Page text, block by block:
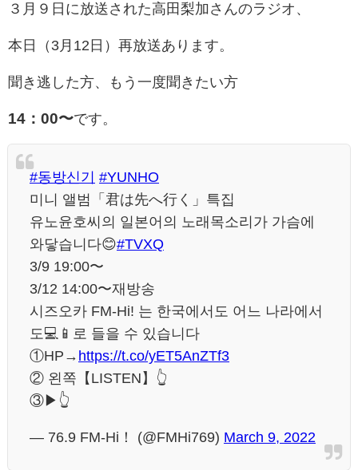
３月９日に放送された高田梨加さんのラジオ、
本日（3月12日）再放送あります。
聞き逃した方、もう一度聞きたい方
14：00〜です。
#동방신기
#YUNHO
미니 앨범「君は先へ行く」특집
유노윤호씨의 일본어의 노래목소리가 가슴에
와닿습니다😊#TVXQ
3/9 19:00〜
3/12 14:00〜재방송
시즈오카 FM-Hi! 는 한국에서도 어느 나라에서
도💻📱로 들을 수 있습니다
①HP→ https://t.co/yET5AnZTf3
② 왼쪽【LISTEN】👆
③▶︎👆
— 76.9 FM-Hi！ (@FMHi769) March 9, 2022